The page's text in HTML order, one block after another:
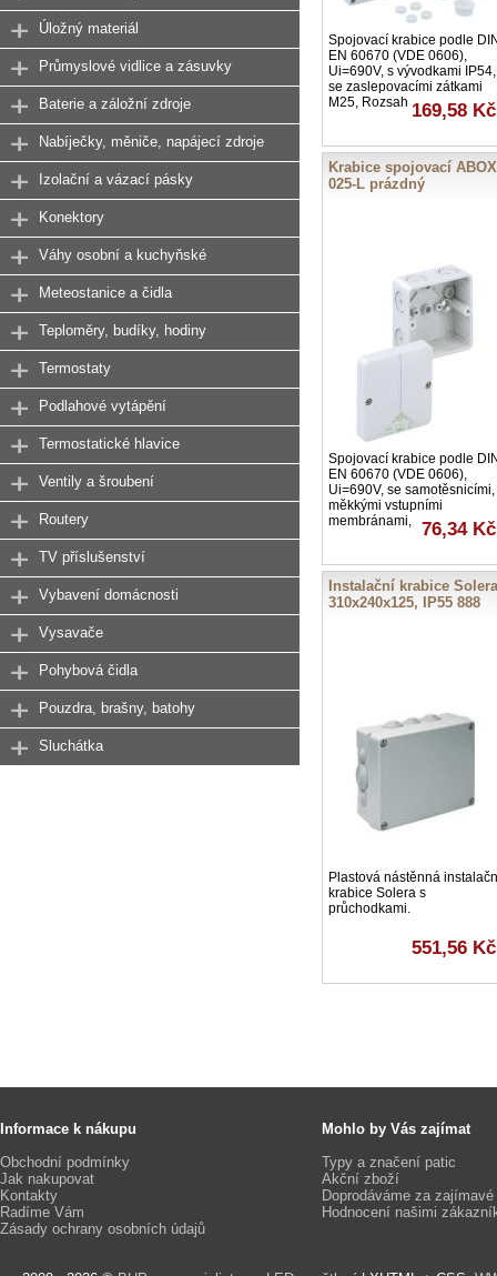
Spojovací krabice podle
EN 60670 (VDE 0606),
Ui=690V, s vývodkami IP54,
se zaslepovacími zátkami
M25, Rozsah 169,58 Kč
Krabice spojovací ABOX
025-L prázdný
Spojovací krabice podle
EN 60670 (VDE 0606),
Ui=690V, se samotěsnicími,
měkkými vstupními
membránami,
76,34 Kč
Instalační krabice Solera
310x240x125, IP55 888
Plastová nástěnná
krabice Solera s
průchodkami.
551,56 Kč
Úložný materiál
Průmyslové vidlice a zásuvky
Baterie a záložní zdroje
Nabíječky, měniče, napájecí zdroje
Izolační a vázací pásky
Konektory
Váhy osobní a kuchyňské
Meteostanice a čidla
Teploměry, budíky, hodiny
Termostaty
Podlahové vytápění
Termostatické hlavice
Ventily a šroubení
Routery
TV příslušenství
Vybavení domácnosti
Vysavače
Pohybová čidla
Pouzdra, brašny, batohy
Sluchátka
Informace k nákupu
Obchodní podmínky
Jak nakupovat
Kontakty
Radíme Vám
Zásady ochrany osobních údajů
Mohlo by Vás zajímat
Typy a značení patic
Akční zboží
Doprodáváme za
Hodnocení našimi